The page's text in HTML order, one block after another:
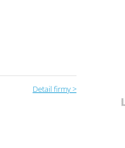
Detail firmy >